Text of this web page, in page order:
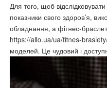
Для того, щоб відслідковувати
показники свого здоров’я,
обладнання, а фітнес-
https://allo.ua/ua/fitnes-
моделей. Це чудовий і